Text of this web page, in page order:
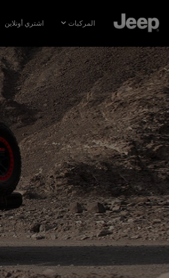
MAIN
CONTENT
المركبات اشتري أونلاين
SKIP TO
NAVIGATION